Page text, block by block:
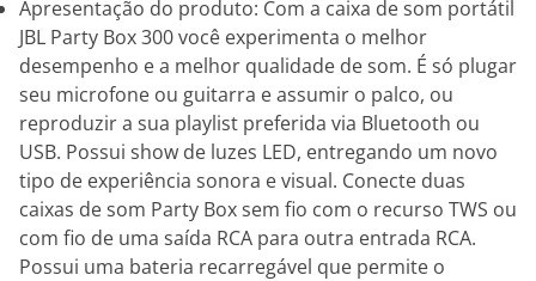
Apresentação do produto: Com a caixa de som portátil
JBL Party Box 300 você experimenta o melhor
desempenho e a melhor qualidade de som. É só plugar
seu microfone ou guitarra e assumir o palco, ou
reproduzir a sua playlist preferida via Bluetooth ou
USB. Possui show de luzes LED, entregando um novo
tipo de experiência sonora e visual. Conecte duas
caixas de som Party Box sem fio com o recurso TWS ou
com fio de uma saída RCA para outra entrada RCA.
Possui uma bateria recarregável que permite o